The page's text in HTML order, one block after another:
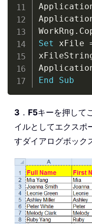
WorkRng .
Set xFile
End
Sub
3 ． F5キーを押して
イルとしてエクスポ
すダイアログボック